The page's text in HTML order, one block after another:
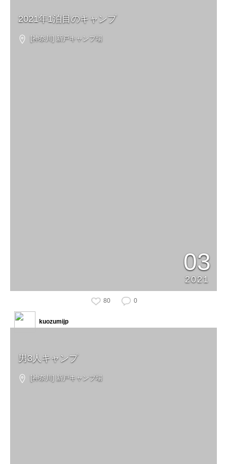
2021年1泊目のキャンプ
[神奈川] 新戸キャンプ場
03
2021
80 0
男3人キャンプ
[神奈川] 新戸キャンプ場
kuozumijp